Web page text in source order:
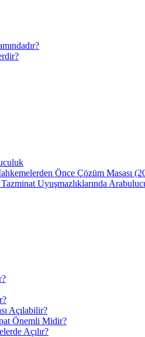
Önce Çözüm Masası
Uyuşmazlıklarında
Açılabilir?
Önemli Midir?
Açılır?